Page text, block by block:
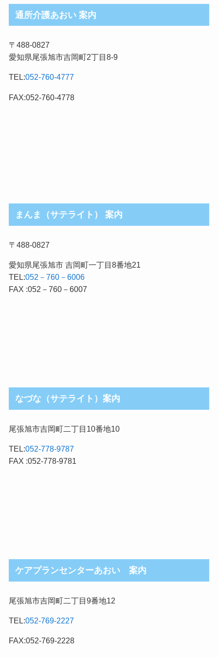
ロ
グ
事
カ
ゴ
リ
通所介護あおい 案内
〒488-0827
愛知県尾張旭市吉岡町2丁目8-9
TEL:052-760-4777
FAX:052-760-4778
まんま（サテライト） 案内
〒488-0827
愛知県尾張旭市 吉岡町一丁目8番地21
TEL:052－760－6006
FAX :052－760－6007
なづな（サテライト）案内
尾張旭市吉岡町二丁目10番地10
TEL:052-778-9787
FAX :052-778-9781
ケアプランセンターあおい 案内
尾張旭市吉岡町二丁目9番地12
TEL:052-769-2227
FAX:052-769-2228